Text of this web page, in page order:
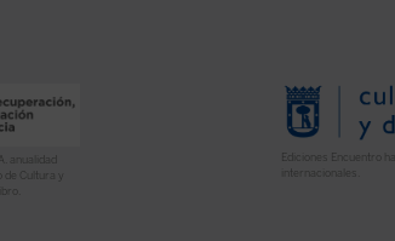
anualidad
Cultura y
Ediciones Encuentro